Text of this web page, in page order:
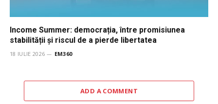
Income Summer: democrația, între promisiunea
stabilității și riscul de a pierde libertatea
18 IULIE 2026 EM360
ADD A COMMENT